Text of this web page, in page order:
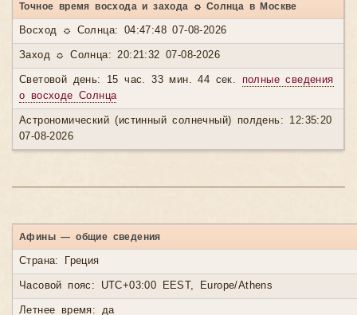
Точное время восхода и захода ☼ Солнца в Москве
Восход ☼ Солнца: 04:47:48 07-08-2026
Заход ☼ Солнца: 20:21:32 07-08-2026
Световой день: 15 час. 33 мин. 44 сек. полные сведения
о восходе Солнца
Астрономический (истинный солнечный) полдень: 12:35:20
07-08-2026
Афины — общие сведения
Страна: Греция
Часовой пояс: UTC+03:00 EEST, Europe/Athens
Летнее время: да